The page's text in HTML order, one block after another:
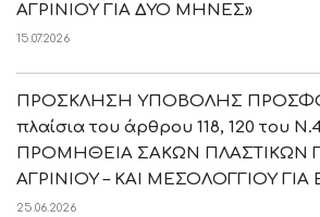
ΑΓΡΙΝΙΟΥ ΓΙΑ ΔΥΟ ΜΗΝΕΣ»
15.07.2026
ΠΡΟΣΚΛΗΣΗ ΥΠΟΒΟΛΗΣ
πλαίσια του άρθρου 118, 120 του
ΠΡΟΜΗΘΕΙΑ ΣΑΚΩΝ ΠΛΑΣΤΙΚΩΝ
ΑΓΡΙΝΙΟΥ – ΚΑΙ ΜΕΣΟΛΟΓΓΙΟΥ
25.06.2026